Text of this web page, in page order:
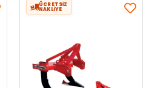
ÜCRETSİZ
NAKLİYE